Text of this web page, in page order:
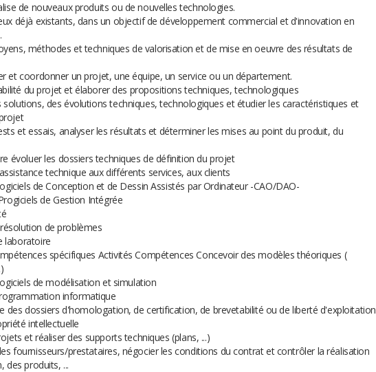
de nouveaux produits ou de nouvelles technologies.
déjà existants, dans un objectif de développement commercial et d'innovation en
méthodes et techniques de valorisation et de mise en oeuvre des résultats de
et coordonner un projet, une équipe, un service ou un département.
du projet et élaborer des propositions techniques, technologiques
solutions, des évolutions techniques, technologiques et étudier les caractéristiques et
et essais, analyser les résultats et déterminer les mises au point du produit, du
évoluer les dossiers techniques de définition du projet
technique aux différents services, aux clients
de Conception et de Dessin Assistés par Ordinateur -CAO/DAO-
de Gestion Intégrée
de problèmes
laboratoire
spécifiques Activités Compétences Concevoir des modèles théoriques (
de modélisation et simulation
informatique
des dossiers d'homologation, de certification, de brevetabilité ou de liberté d'exploitation
intellectuelle
et réaliser des supports techniques (plans, ...)
fournisseurs/prestataires, négocier les conditions du contrat et contrôler la réalisation
des produits, ...